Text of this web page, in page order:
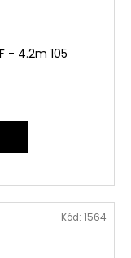
- 4.2m 105
Kód: 1564